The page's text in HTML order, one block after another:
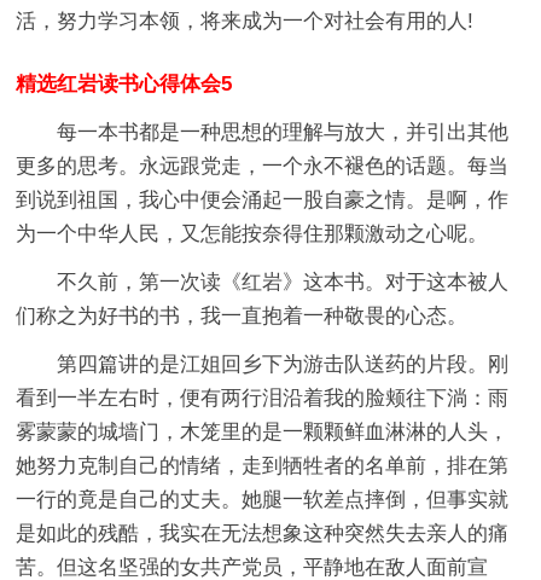
活，努力学习本领，将来成为一个对社会有用的人!
精选红岩读书心得体会5
每一本书都是一种思想的理解与放大，并引出其他
更多的思考。永远跟党走，一个永不褪色的话题。每当
到说到祖国，我心中便会涌起一股自豪之情。是啊，作
为一个中华人民，又怎能按奈得住那颗激动之心呢。
不久前，第一次读《红岩》这本书。对于这本被人
们称之为好书的书，我一直抱着一种敬畏的心态。
第四篇讲的是江姐回乡下为游击队送药的片段。刚
看到一半左右时，便有两行泪沿着我的脸颊往下淌：雨
雾蒙蒙的城墙门，木笼里的是一颗颗鲜血淋淋的人头，
她努力克制自己的情绪，走到牺牲者的名单前，排在第
一行的竟是自己的丈夫。她腿一软差点摔倒，但事实就
是如此的残酷，我实在无法想象这种突然失去亲人的痛
苦。但这名坚强的女共产党员，平静地在敌人面前宣